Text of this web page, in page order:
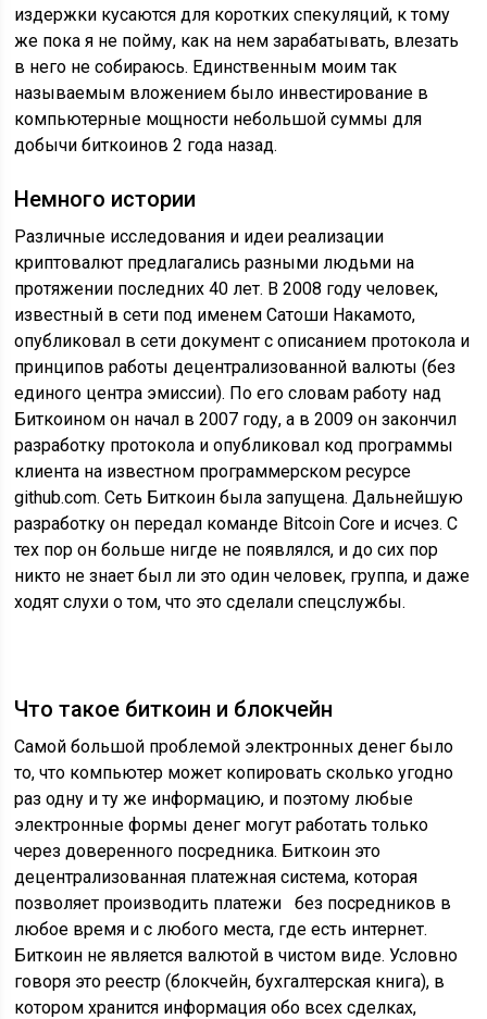
издержки кусаются для коротких спекуляций, к тому
же пока я не пойму, как на нем зарабатывать, влезать
в него не собираюсь. Единственным моим так
называемым вложением было инвестирование в
компьютерные мощности небольшой суммы для
добычи биткоинов 2 года назад.
Немного истории
Различные исследования и идеи реализации
криптовалют предлагались разными людьми на
протяжении последних 40 лет. В 2008 году человек,
известный в сети под именем Сатоши Накамото,
опубликовал в сети документ с описанием протокола и
принципов работы децентрализованной валюты (без
единого центра эмиссии). По его словам работу над
Биткоином он начал в 2007 году, а в 2009 он закончил
разработку протокола и опубликовал код программы
клиента на известном программерском ресурсе
github.com. Сеть Биткоин была запущена. Дальнейшую
разработку он передал команде Bitcoin Core и исчез. С
тех пор он больше нигде не появлялся, и до сих пор
никто не знает был ли это один человек, группа, и даже
ходят слухи о том, что это сделали спецслужбы.
Что такое биткоин и блокчейн
Самой большой проблемой электронных денег было
то, что компьютер может копировать сколько угодно
раз одну и ту же информацию, и поэтому любые
электронные формы денег могут работать только
через доверенного посредника. Биткоин это
децентрализованная платежная система, которая
позволяет производить платежи без посредников в
любое время и с любого места, где есть интернет.
Биткоин не является валютой в чистом виде. Условно
говоря это реестр (блокчейн, бухгалтерская книга), в
котором хранится информация обо всех сделках,